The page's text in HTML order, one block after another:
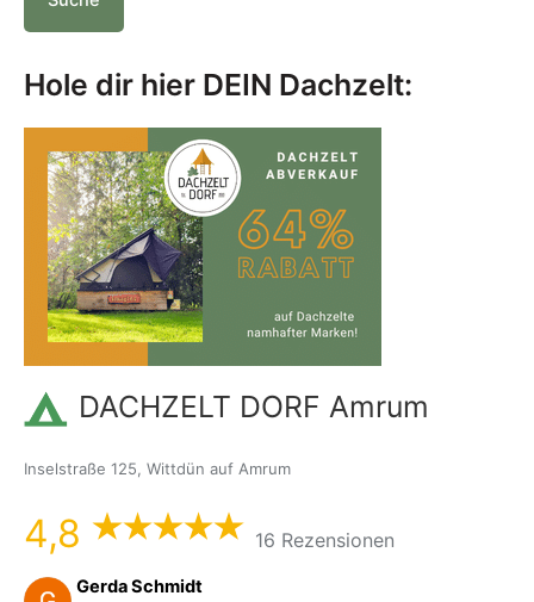
Hole dir hier DEIN Dachzelt:
DACHZELT DORF Amrum
Inselstraße 125, Wittdün auf Amrum
4,8 16 Rezensionen
Gerda Schmidt